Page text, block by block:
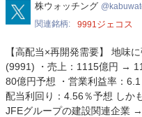
kabuwatching
株ウォッチング
関連銘柄
9991ジェコス
【高配当×再開発需要】 地
(9991) ・売上：1115億円 →
80億円予想 ・営業利益率：
配当利回り：4.56％予想 し
JFEグループの建設関連企業 →